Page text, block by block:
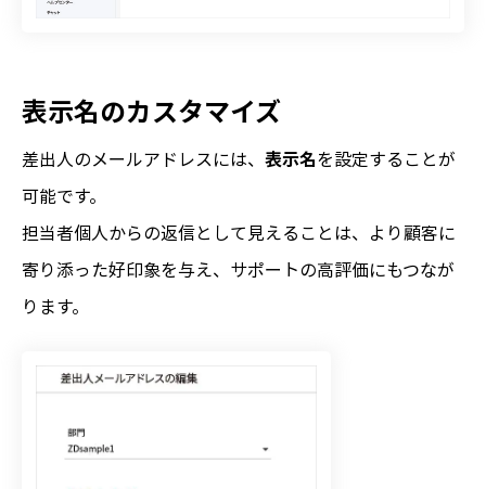
表示名のカスタマイズ
差出人のメールアドレスには、 表示名を設定することが
可能です。
担当者個人からの返信として見えることは、より顧客に
寄り添った好印象を与え、サポートの高評価にもつなが
ります。